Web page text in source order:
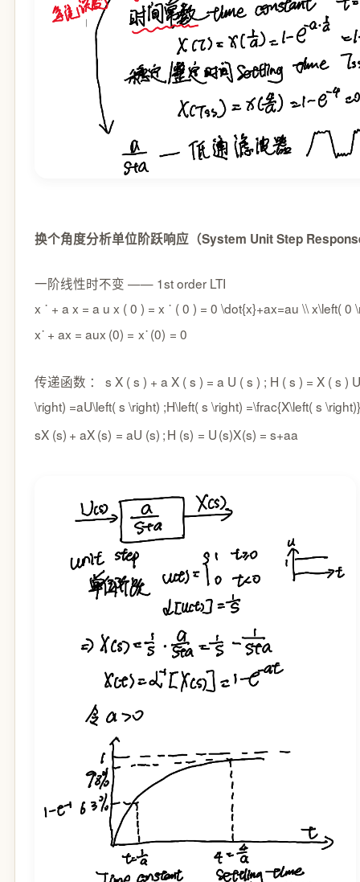
换个角度分析单位阶跃响应（System Unit Step
一阶线性时不变 —— 1st order LTI
x ˙ + a x = a u x ( 0 ) = x ˙ ( 0 ) = 0 \dot{x}+ax=au \\ x\left(
x˙ + ax = aux (0) = x˙(0) = 0
传递函数 ： s X ( s ) + a X ( s ) = a U ( s ) ; H ( s ) = X ( s )
\right) =aU\left( s \right) ;H\left( s \right) =\frac{X\left( s
sX (s) + aX(s) = aU (s) ;H (s) = U(s)X(s) = s+aa